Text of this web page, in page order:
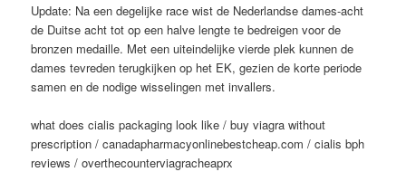
Update: Na een degelijke race wist de Nederlandse dames-acht
de Duitse acht tot op een halve lengte te bedreigen voor de
bronzen medaille. Met een uiteindelijke vierde plek kunnen de
dames tevreden terugkijken op het EK, gezien de korte periode
samen en de nodige wisselingen met invallers.
what does cialis packaging look like / buy viagra without
prescription / canadapharmacyonlinebestcheap.com / cialis bph
reviews / overthecounterviagracheaprx